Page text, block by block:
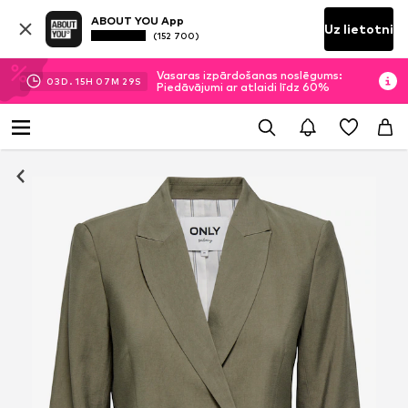
ABOUT YOU App
(152 700) Uz lietotni
03D. 15H 07M 28S
Vasaras izpārdošanas noslēgums:
Piedāvājumi ar atlaidi līdz 60%